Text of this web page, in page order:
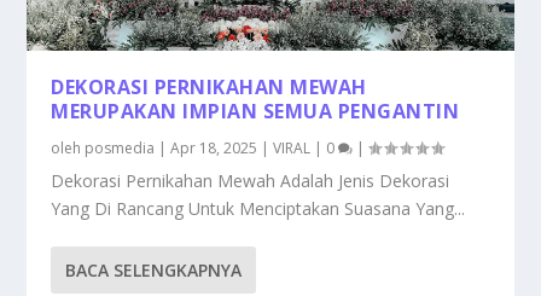
DEKORASI PERNIKAHAN MEWAH
MERUPAKAN IMPIAN SEMUA PENGANTIN
oleh posmedia |Apr 18, 2025 |VIRAL | 0 |
Dekorasi Pernikahan Mewah Adalah Jenis Dekorasi
Yang Di Rancang Untuk Menciptakan Suasana Yang...
BACA SELENGKAPNYA